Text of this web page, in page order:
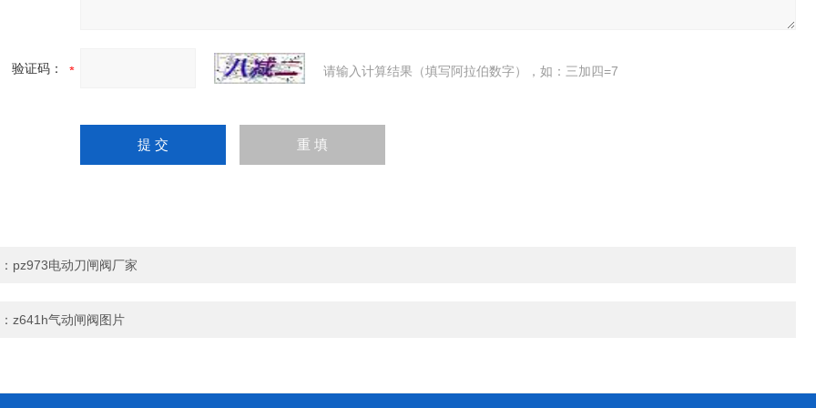
验证码： 请输入计算结果（填写阿拉伯数字），如：三加四=7
pz973电动刀闸阀厂家
z641h气动闸阀图片